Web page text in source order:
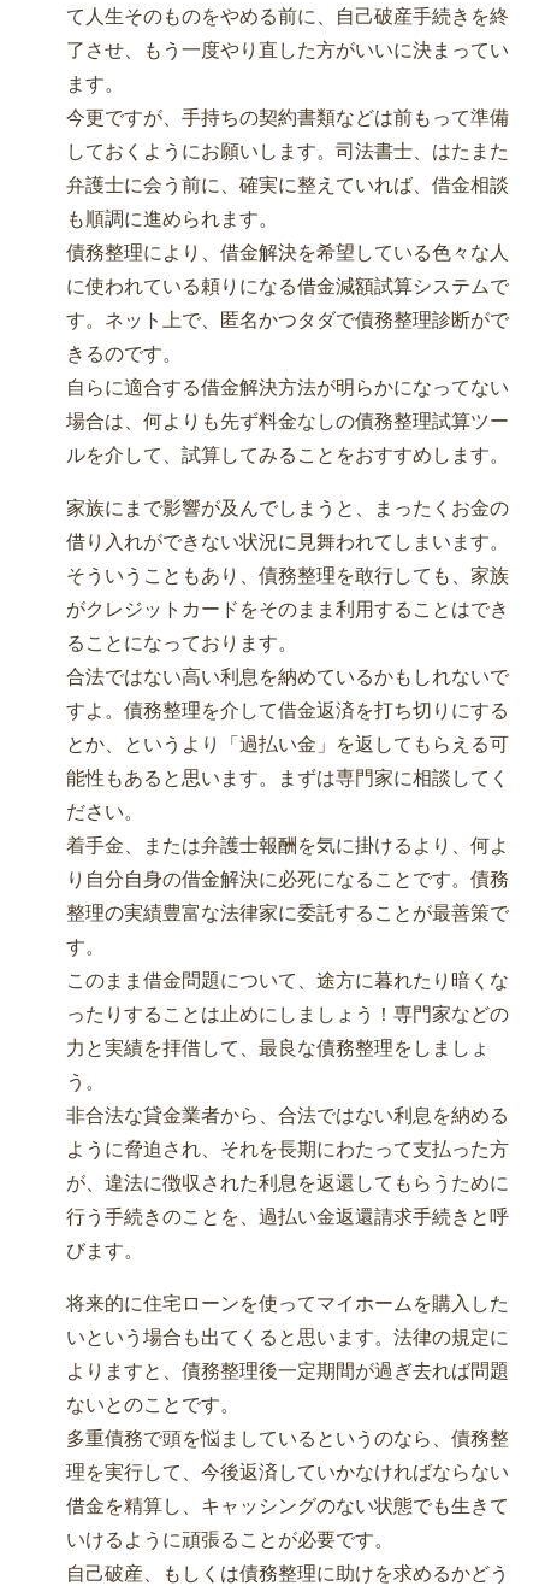
て人生そのものをやめる前に、自己破産手続きを終
了させ、もう一度やり直した方がいいに決まってい
ます。
今更ですが、手持ちの契約書類などは前もって準備
しておくようにお願いします。司法書士、はたまた
弁護士に会う前に、確実に整えていれば、借金相談
も順調に進められます。
債務整理により、借金解決を希望している色々な人
に使われている頼りになる借金減額試算システムで
す。ネット上で、匿名かつタダで債務整理診断がで
きるのです。
自らに適合する借金解決方法が明らかになってない
場合は、何よりも先ず料金なしの債務整理試算ツー
ルを介して、試算してみることをおすすめします。
家族にまで影響が及んでしまうと、まったくお金の
借り入れができない状況に見舞われてしまいます。
そういうこともあり、債務整理を敢行しても、家族
がクレジットカードをそのまま利用することはでき
ることになっております。
合法ではない高い利息を納めているかもしれないで
すよ。債務整理を介して借金返済を打ち切りにする
とか、というより「過払い金」を返してもらえる可
能性もあると思います。まずは専門家に相談してく
ださい。
着手金、または弁護士報酬を気に掛けるより、何よ
り自分自身の借金解決に必死になることです。債務
整理の実績豊富な法律家に委託することが最善策で
す。
このまま借金問題について、途方に暮れたり暗くな
ったりすることは止めにしましょう！専門家などの
力と実績を拝借して、最良な債務整理をしましょ
う。
非合法な貸金業者から、合法ではない利息を納める
ように脅迫され、それを長期にわたって支払った方
が、違法に徴収された利息を返還してもらうために
行う手続きのことを、過払い金返還請求手続きと呼
びます。
将来的に住宅ローンを使ってマイホームを購入した
いという場合も出てくると思います。法律の規定に
よりますと、債務整理後一定期間が過ぎ去れば問題
ないとのことです。
多重債務で頭を悩ましているというのなら、債務整
理を実行して、今後返済していかなければならない
借金を精算し、キャッシングのない状態でも生きて
いけるように頑張ることが必要です。
自己破産、もしくは債務整理に助けを求めるかどう